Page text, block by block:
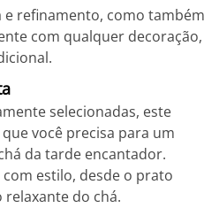
refinamento, como também
com qualquer decoração,
selecionadas, este
você precisa para um
da tarde encantador.
estilo, desde o prato
do chá.